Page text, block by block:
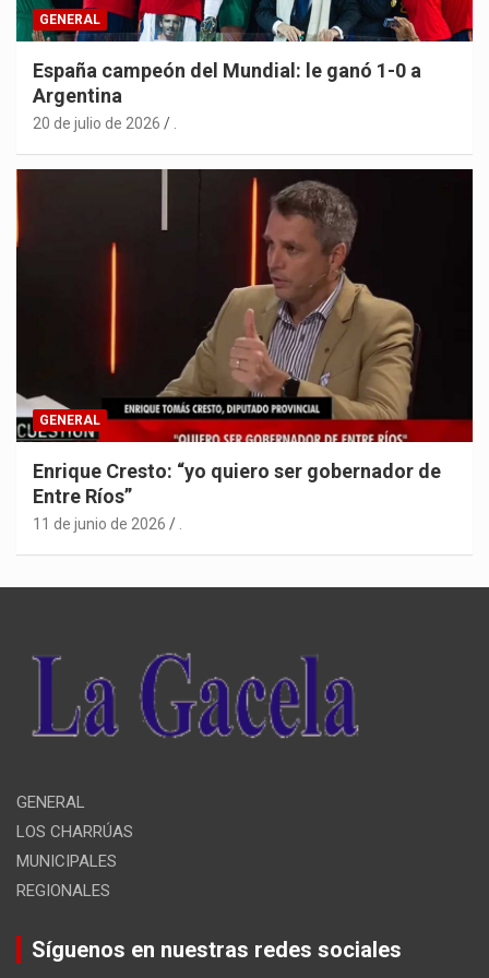
GENERAL
España campeón del Mundial: le ganó 1-0 a
Argentina
20 de julio de 2026
GENERAL
Enrique Cresto: “yo quiero ser gobernador de
Entre Ríos”
11 de junio de 2026 .
GENERAL
LOS CHARRÚAS
MUNICIPALES
REGIONALES
Síguenos en nuestras redes sociales